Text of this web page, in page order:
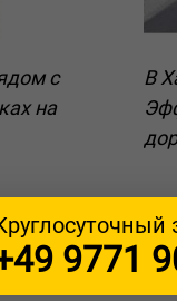
с
на
В
9771